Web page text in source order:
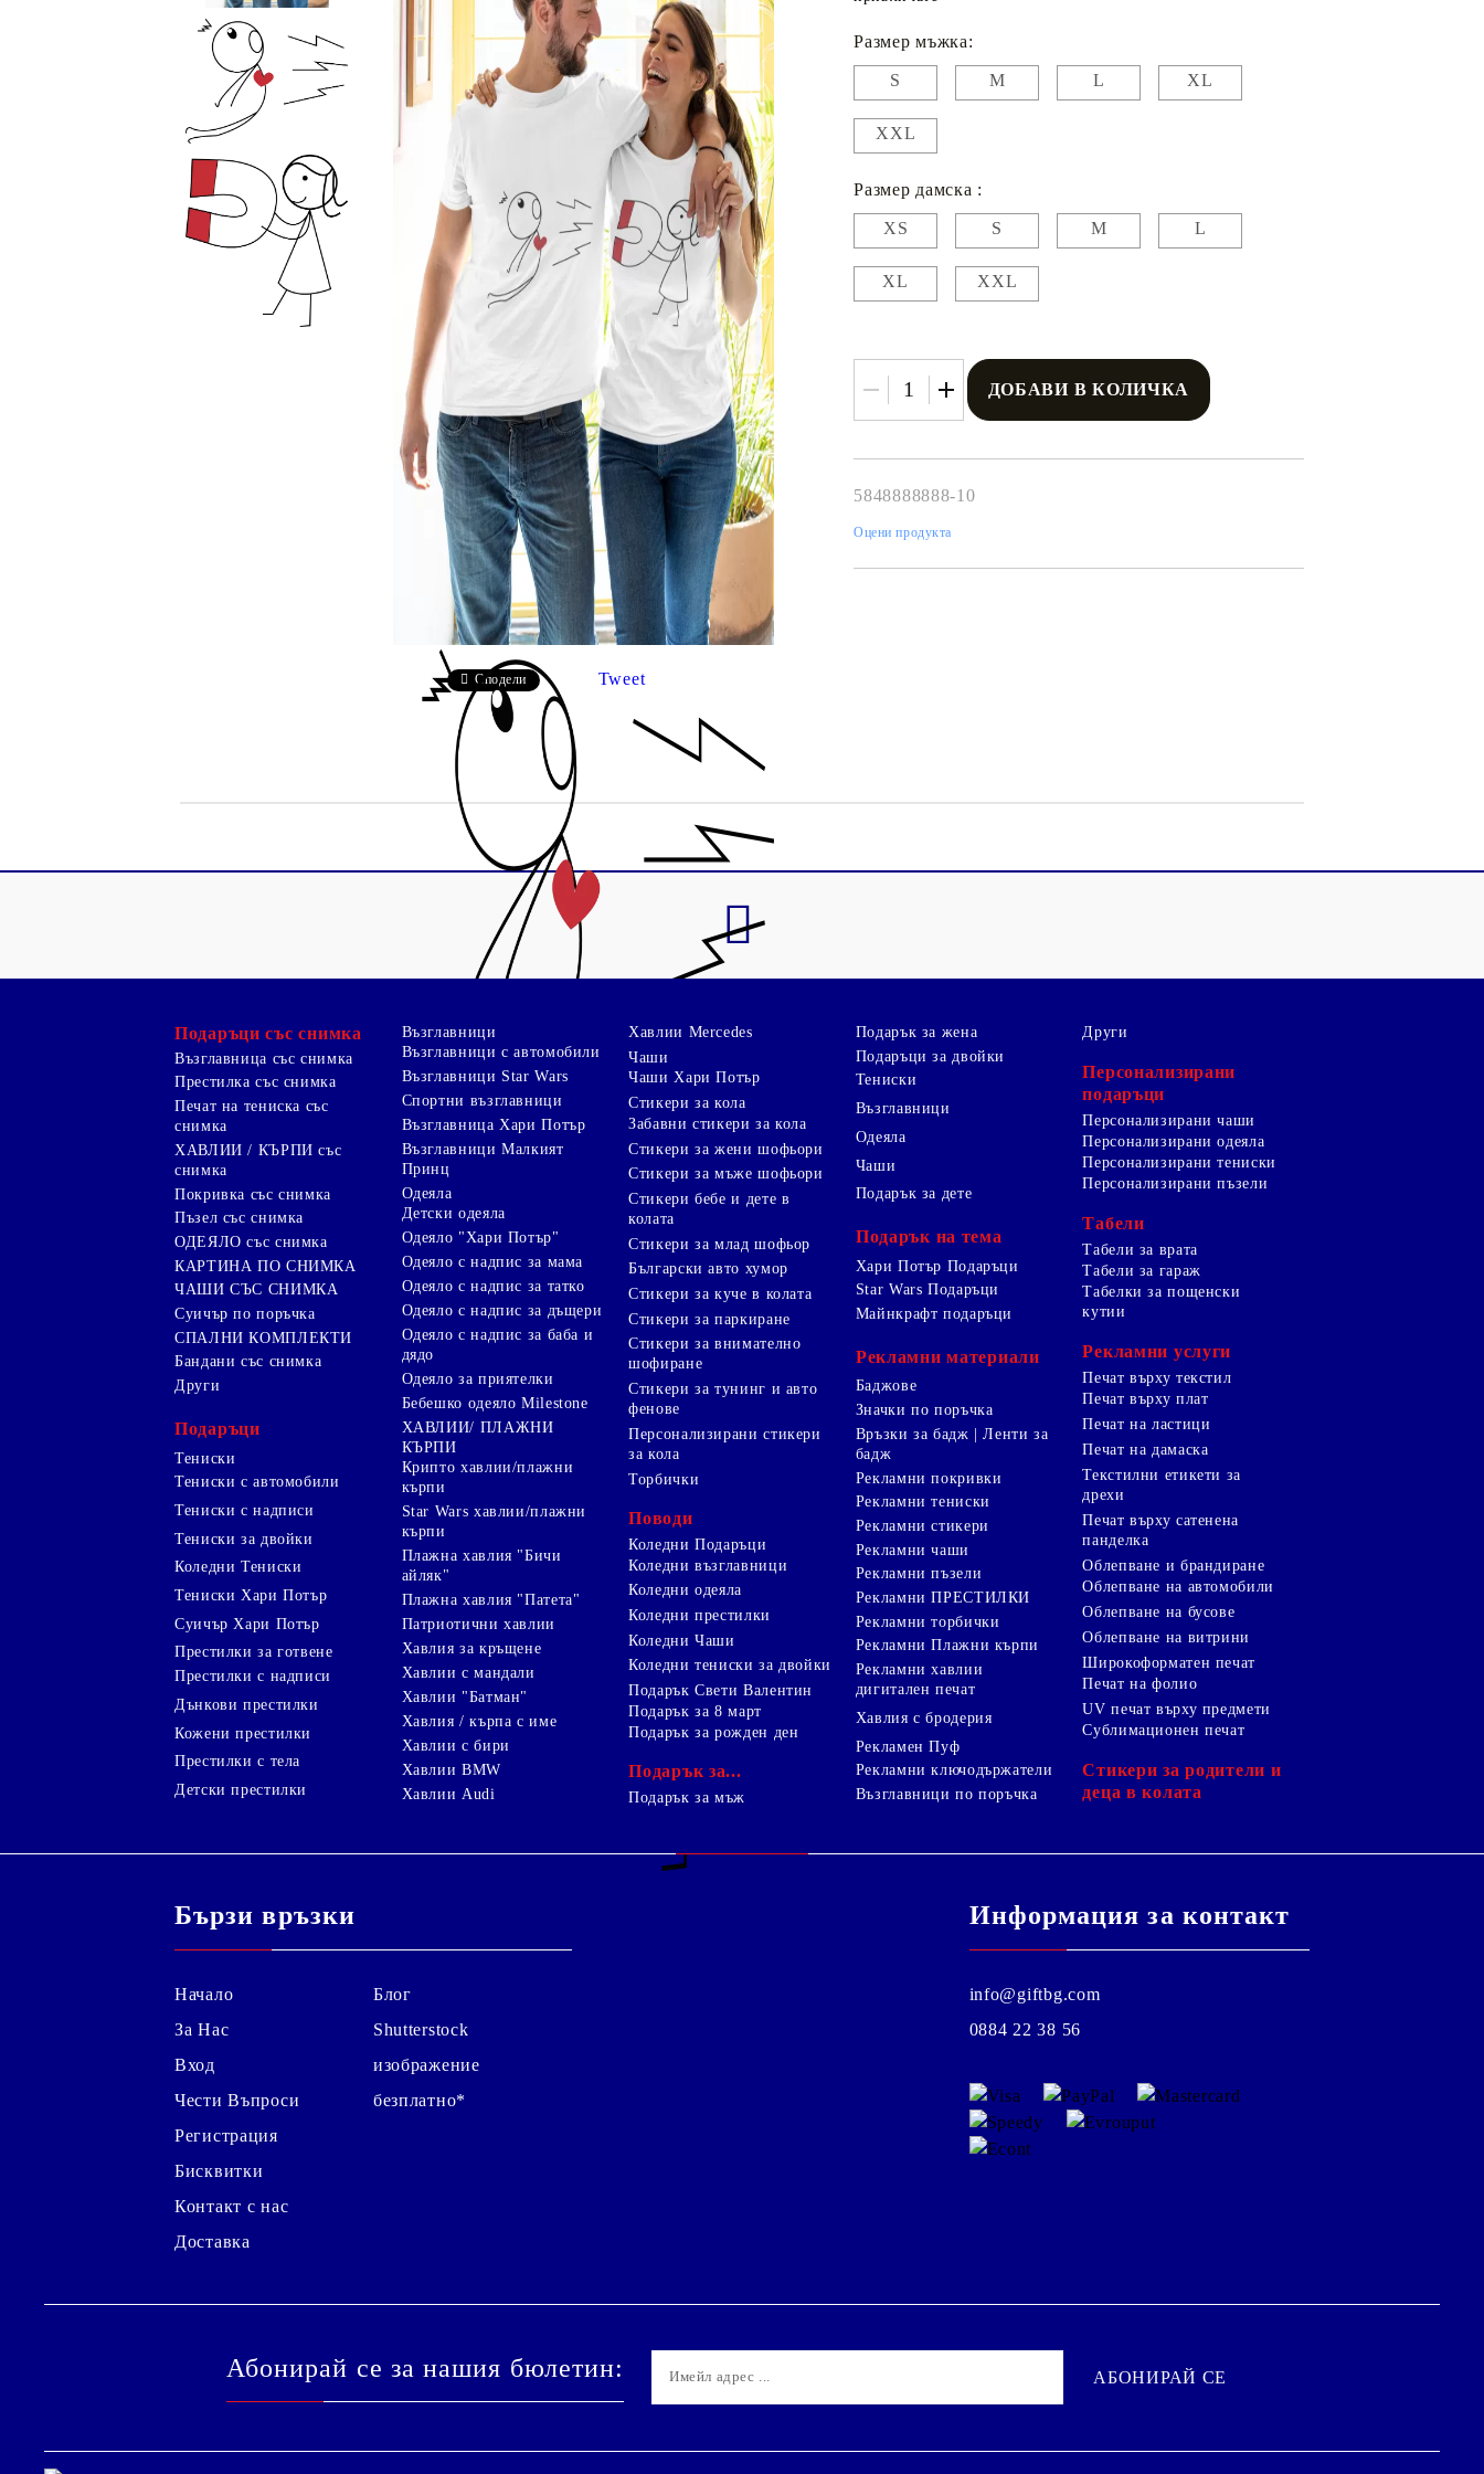
Рекламни тениски
Рекламни стикери
Рекламни чаши
Рекламни пъзели
Рекламни ПРЕСТИЛКИ
UV печат върху предмети
Сублимационен печат
Сподели Tweet
Размер мъжка:
S M L XL
XXL
Размер дамска :
XS S M L
XL XXL
5848888888-10
Оцени продукта
Подаръци със снимка
Възглавница със снимка
Престилка със снимка
Печат на тениска със
снимка
ХАВЛИИ / КЪРПИ със
снимка
Покривка със снимка
Пъзел със снимка
ОДЕЯЛО със снимка
КАРТИНА ПО СНИМКА
ЧАШИ СЪС СНИМКА
Суичър по поръчка
СПАЛНИ КОМПЛЕКТИ
Бандани със снимка
Други
Подаръци
Тениски
Тениски с автомобили
Тениски с надписи
Тениски за двойки
Коледни Тениски
Тениски Хари Потър
Суичър Хари Потър
Престилки за готвене
Престилки с надписи
Дънкови престилки
Кожени престилки
Престилки с тела
Детски престилки
Възглавници
Възглавници с автомобили
Възглавници Star Wars
Спортни възглавници
Възглавница Хари Потър
Възглавници Малкият
Принц
Одеяла
Детски одеяла
Одеяло "Хари Потър"
Одеяло с надпис за мама
Одеяло с надпис за татко
Одеяло с надпис за дъщери
Одеяло с надпис за баба и
дядо
Одеяло за приятелки
Бебешко одеяло Milestone
ХАВЛИИ/ ПЛАЖНИ
КЪРПИ
Крипто хавлии/плажни
кърпи
Star Wars хавлии/плажни
кърпи
Плажна хавлия "Бичи
айляк"
Плажна хавлия "Патета"
Патриотични хавлии
Хавлия за кръщене
Хавлии с мандали
Хавлии "Батман"
Хавлия / кърпа с име
Хавлии с бири
Хавлии BMW
Хавлии Audi
Хавлии Mercedes
Чаши
Чаши Хари Потър
Стикери за кола
Забавни стикери за кола
Стикери за жени шофьори
Стикери за мъже шофьори
Стикери бебе и дете в
колата
Стикери за млад шофьор
Български авто хумор
Стикери за куче в колата
Стикери за паркиране
Стикери за внимателно
шофиране
Стикери за тунинг и авто
фенове
Персонализирани стикери
за кола
Торбички
Поводи
Коледни Подаръци
Коледни възглавници
Коледни одеяла
Коледни престилки
Коледни Чаши
Коледни тениски за двойки
Подарък Свети Валентин
Подарък за 8 март
Подарък за рожден ден
Подарък за...
Подарък за мъж
Подарък за жена
Подаръци за двойки
Тениски
Възглавници
Одеяла
Чаши
Подарък за дете
Подарък на тема
Хари Потър Подаръци
Star Wars Подаръци
Майнкрафт подаръци
Рекламни материали
Баджове
Значки по поръчка
Връзки за бадж | Ленти за
бадж
Рекламни покривки
Рекламни тениски
Рекламни стикери
Рекламни чаши
Рекламни пъзели
Рекламни ПРЕСТИЛКИ
Рекламни торбички
Рекламни Плажни кърпи
Рекламни хавлии
дигитален печат
Хавлия с бродерия
Рекламен Пуф
Рекламни ключодържатели
Възглавници по поръчка
Други
Персонализирани
подаръци
Персонализирани чаши
Персонализирани одеяла
Персонализирани тениски
Персонализирани пъзели
Табели
Табели за врата
Табели за гараж
Табелки за пощенски
кутии
Рекламни услуги
Печат върху текстил
Печат върху плат
Печат на ластици
Печат на дамаска
Текстилни етикети за
дрехи
Печат върху сатенена
панделка
Облепване и брандиране
Облепване на автомобили
Облепване на бусове
Облепване на витрини
Широкоформатен печат
Печат на фолио
UV печат върху предмети
Сублимационен печат
Стикери за родители и
деца в колата
Бързи връзки
Начало
За Нас
Вход
Чести Въпроси
Регистрация
Бисквитки
Контакт с нас
Доставка
Блог
Shutterstock
изображение
безплатно*
Информация за контакт
info@giftbg.com
0884 22 38 56
Абонирай се за нашия бюлетин: